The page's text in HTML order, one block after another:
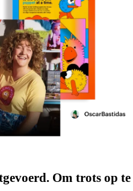
Om trots op te